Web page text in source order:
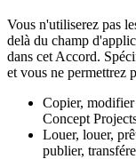
Vous n'utiliserez pas
delà du champ
dans cet Accord.
et vous ne permettrez
Copier, modifier
Concept
Louer, louer,
publier,